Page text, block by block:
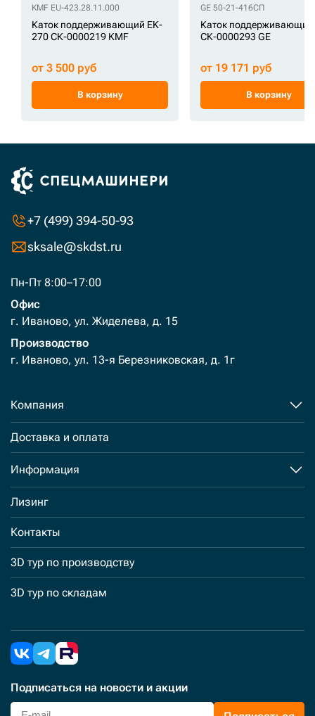
KMF EU-423.28.11.000
Каток поддерживающий EK-
270 СК-0000219 KMF
от 3 500 руб
В корзину
GE 50-21-416СП
Каток поддерживающий
СК-0000293 GE
от 19 171 руб
В корзину
+7 (499) 394-50-93
sksale@skdst.ru
Пн-Пт 8:00–17:00
Офис
г. Иваново, ул. Жиделева, д. 15
Производство
г. Иваново, ул. 13-я Березниковская, д. 1г
Компания
Доставка и оплата
Информация
Лизинг
Контакты
3D тур по производству
3D тур по складам
Подписаться на новости и акции